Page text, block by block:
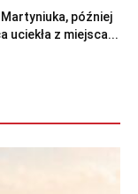
później
uciekła z miejsca...